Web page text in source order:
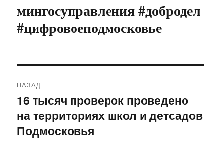
мингосуправления #добродел
#цифровоеподмосковье
по
записям
НАЗАД
Предыдущая
запись:
16 тысяч проверок проведено
на территориях школ и детсадов
Подмосковья